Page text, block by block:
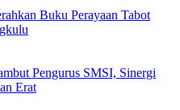
Buku Perayaan Tabot
Pengurus SMSI, Sinergi
Erat